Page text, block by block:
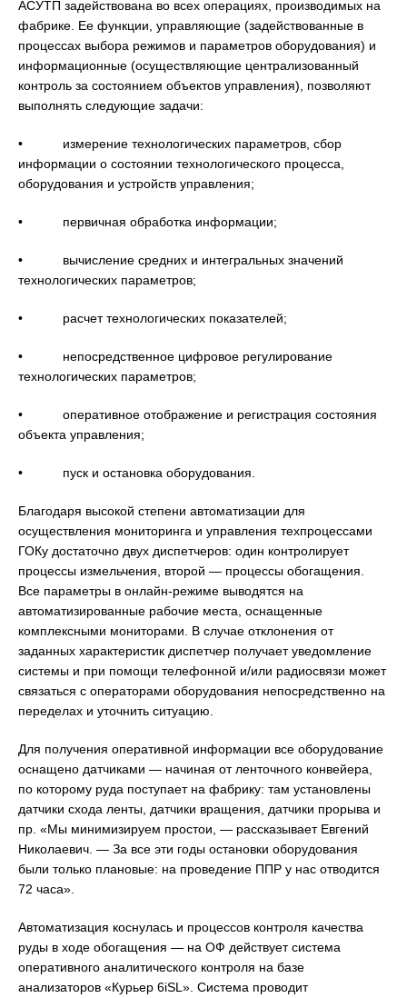
АСУТП задействована во всех операциях, производимых на
фабрике. Ее функции, управляющие (задействованные в
процессах выбора режимов и параметров оборудования) и
информационные (осуществляющие централизованный
контроль за состоянием объектов управления), позволяют
выполнять следующие задачи:
• измерение технологических параметров, сбор
информации о состоянии технологического процесса,
оборудования и устройств управления;
• первичная обработка информации;
• вычисление средних и интегральных значений
технологических параметров;
• расчет технологических показателей;
• непосредственное цифровое регулирование
технологических параметров;
• оперативное отображение и регистрация состояния
объекта управления;
• пуск и остановка оборудования.
Благодаря высокой степени автоматизации для
осуществления мониторинга и управления техпроцессами
ГОКу достаточно двух диспетчеров: один контролирует
процессы измельчения, второй — процессы обогащения.
Все параметры в онлайн-режиме выводятся на
автоматизированные рабочие места, оснащенные
комплексными мониторами. В случае отклонения от
заданных характеристик диспетчер получает уведомление
системы и при помощи телефонной и/или радиосвязи может
связаться с операторами оборудования непосредственно на
переделах и уточнить ситуацию.
Для получения оперативной информации все оборудование
оснащено датчиками — начиная от ленточного конвейера,
по которому руда поступает на фабрику: там установлены
датчики схода ленты, датчики вращения, датчики прорыва и
пр. «Мы минимизируем простои, — рассказывает Евгений
Николаевич. — За все эти годы остановки оборудования
были только плановые: на проведение ППР у нас отводится
72 часа».
Автоматизация коснулась и процессов контроля качества
руды в ходе обогащения — на ОФ действует система
оперативного аналитического контроля на базе
анализаторов «Курьер 6iSL». Система проводит